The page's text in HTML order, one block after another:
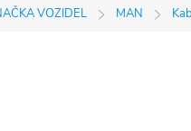
VOZIDEL MAN